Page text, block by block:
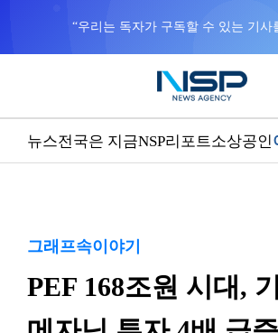
NSP통신을 구글 선호 매체로 추가
뉴스전국은 지금NSP리포트소상공인
그래프속이야기
PEF 168조원 시대,